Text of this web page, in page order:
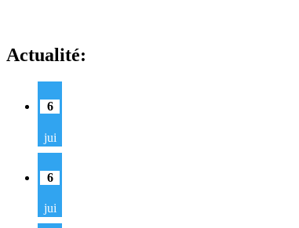
Actualité:
6
jui
6
jui